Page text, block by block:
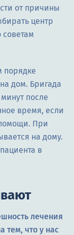
от причины
центр
порядке
дом. Бригада
после
время, если
При
на дому.
в
лечения
тем, что у нас